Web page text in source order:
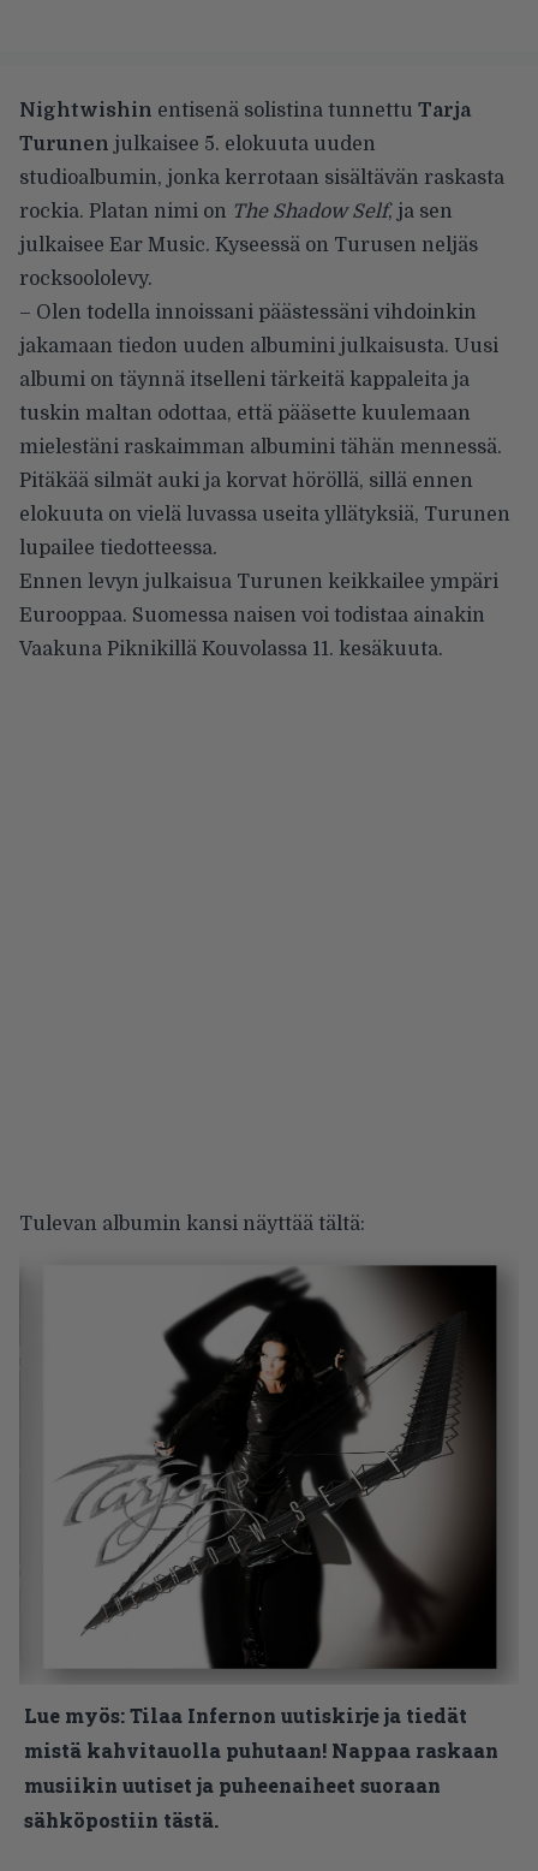
Nightwishin entisenä solistina tunnettu Tarja
Turunen julkaisee 5. elokuuta uuden
studioalbumin, jonka kerrotaan sisältävän raskasta
rockia. Platan nimi on The Shadow Self, ja sen
julkaisee Ear Music. Kyseessä on Turusen neljäs
rocksoololevy.
– Olen todella innoissani päästessäni vihdoinkin
jakamaan tiedon uuden albumini julkaisusta. Uusi
albumi on täynnä itselleni tärkeitä kappaleita ja
tuskin maltan odottaa, että pääsette kuulemaan
mielestäni raskaimman albumini tähän mennessä.
Pitäkää silmät auki ja korvat höröllä, sillä ennen
elokuuta on vielä luvassa useita yllätyksiä, Turunen
lupailee tiedotteessa.
Ennen levyn julkaisua Turunen keikkailee ympäri
Eurooppaa. Suomessa naisen voi todistaa ainakin
Vaakuna Piknikillä Kouvolassa 11. kesäkuuta.
Tulevan albumin kansi näyttää tältä:
Lue myös:Tilaa Infernon uutiskirje ja tiedät
mistä kahvitauolla puhutaan! Nappaa raskaan
musiikin uutiset ja puheenaiheet suoraan
sähköpostiin tästä.